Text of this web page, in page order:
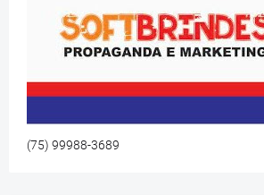
(75) 99988-3689